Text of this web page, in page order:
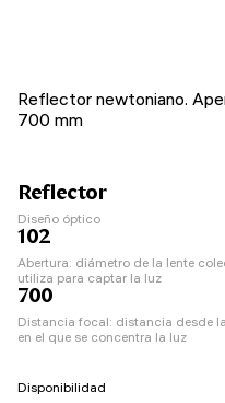
Reflector newtoniano.
700 mm
Reflector
Diseño óptico
102
Abertura: diámetro de la lente
utiliza para captar la luz
700
Distancia focal: distancia desde
en el que se concentra la luz
Disponibilidad